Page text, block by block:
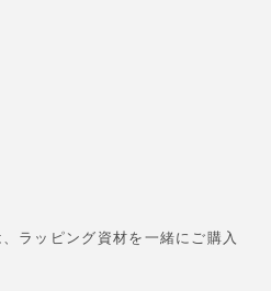
ラッピング資材を一緒にご購入